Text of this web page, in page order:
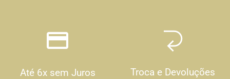
Até 6x sem Juros Troca e Devoluções